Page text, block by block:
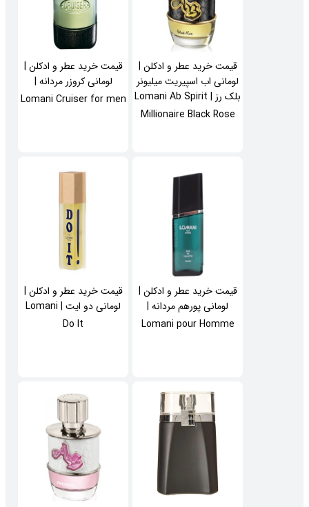
قیمت خرید عطر و ادکلن |
لومانی کروزر مردانه |
Lomani Cruiser for men
قیمت خرید عطر و ادکلن |
لومانی اب اسپیریت میلیونر
بلک رز | Lomani Ab Spirit
Millionaire Black Rose
قیمت خرید عطر و ادکلن |
لومانی دو ایت | Lomani
Do It
قیمت خرید عطر و ادکلن |
لومانی پورهم مردانه |
Lomani pour Homme